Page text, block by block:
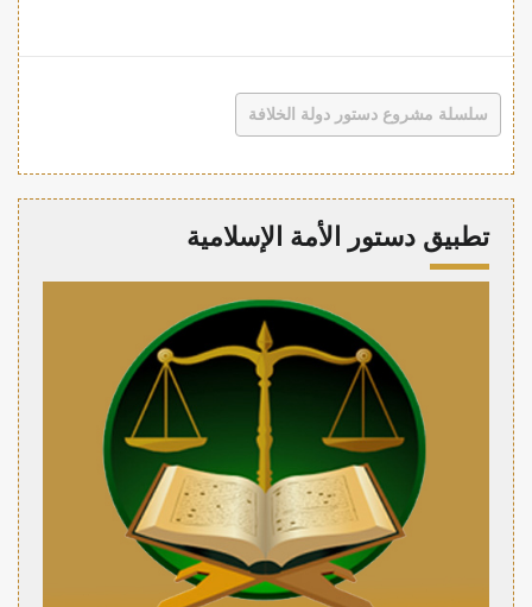
سلسلة مشروع دستور دولة الخلافة
تطبيق دستور الأمة الإسلامية